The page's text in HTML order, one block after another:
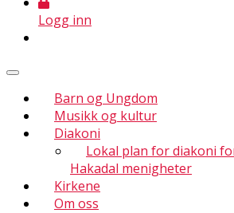
Logg inn
Barn og Ungdom
Musikk og kultur
Diakoni
Lokal plan for diakoni
Hakadal menigheter
Kirkene
Om oss